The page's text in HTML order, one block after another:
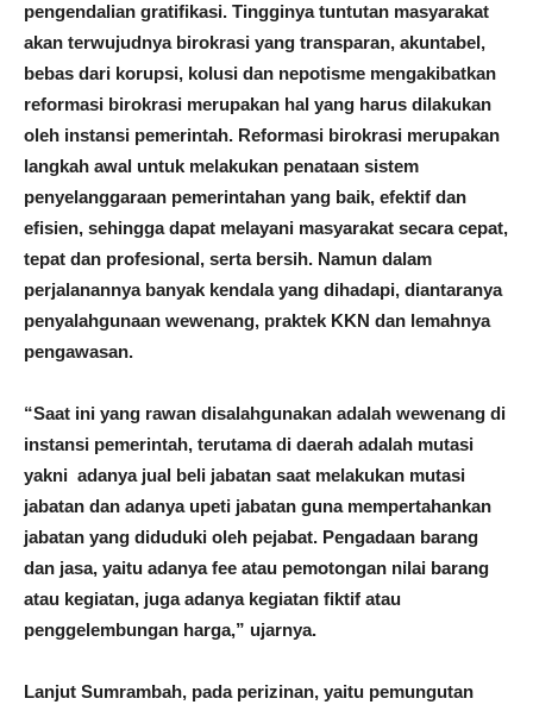
pengendalian gratifikasi. Tingginya tuntutan masyarakat
akan terwujudnya birokrasi yang transparan, akuntabel,
bebas dari korupsi, kolusi dan nepotisme mengakibatkan
reformasi birokrasi merupakan hal yang harus dilakukan
oleh instansi pemerintah. Reformasi birokrasi merupakan
langkah awal untuk melakukan penataan sistem
penyelanggaraan pemerintahan yang baik, efektif dan
efisien, sehingga dapat melayani masyarakat secara cepat,
tepat dan profesional, serta bersih. Namun dalam
perjalanannya banyak kendala yang dihadapi, diantaranya
penyalahgunaan wewenang, praktek KKN dan lemahnya
pengawasan.
“Saat ini yang rawan disalahgunakan adalah wewenang di
instansi pemerintah, terutama di daerah adalah mutasi
yakni adanya jual beli jabatan saat melakukan mutasi
jabatan dan adanya upeti jabatan guna mempertahankan
jabatan yang diduduki oleh pejabat. Pengadaan barang
dan jasa, yaitu adanya fee atau pemotongan nilai barang
atau kegiatan, juga adanya kegiatan fiktif atau
penggelembungan harga,” ujarnya.
Lanjut Sumrambah, pada perizinan, yaitu pemungutan